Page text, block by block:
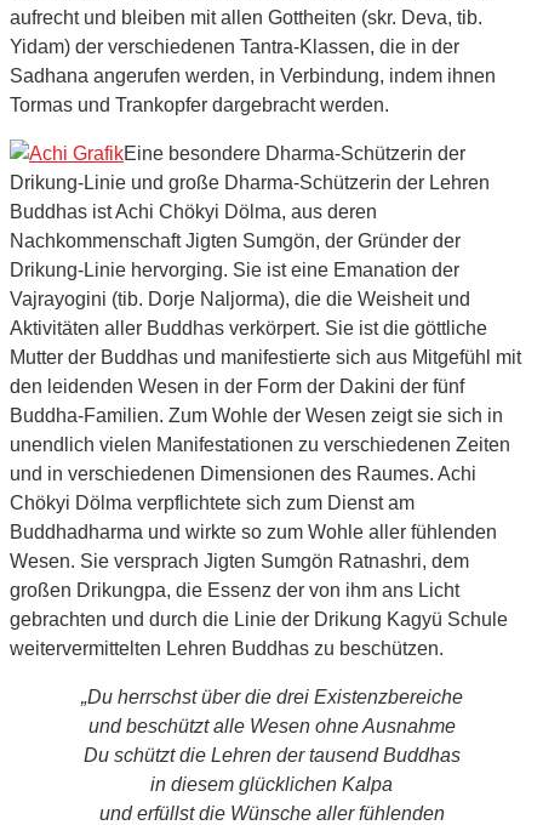
aufrecht und bleiben mit allen Gottheiten (skr. Deva, tib.
Yidam) der verschiedenen Tantra-Klassen, die in der
Sadhana angerufen werden, in Verbindung, indem ihnen
Tormas und Trankopfer dargebracht werden.
Eine besondere Dharma-Schützerin der
Drikung-Linie und große Dharma-Schützerin der Lehren
Buddhas ist Achi Chökyi Dölma, aus deren
Nachkommenschaft Jigten Sumgön, der Gründer der
Drikung-Linie hervorging. Sie ist eine Emanation der
Vajrayogini (tib. Dorje Naljorma), die die Weisheit und
Aktivitäten aller Buddhas verkörpert. Sie ist die göttliche
Mutter der Buddhas und manifestierte sich aus Mitgefühl mit
den leidenden Wesen in der Form der Dakini der fünf
Buddha-Familien. Zum Wohle der Wesen zeigt sie sich in
unendlich vielen Manifestationen zu verschiedenen Zeiten
und in verschiedenen Dimensionen des Raumes. Achi
Chökyi Dölma verpflichtete sich zum Dienst am
Buddhadharma und wirkte so zum Wohle aller fühlenden
Wesen. Sie versprach Jigten Sumgön Ratnashri, dem
großen Drikungpa, die Essenz der von ihm ans Licht
gebrachten und durch die Linie der Drikung Kagyü Schule
weitervermittelten Lehren Buddhas zu beschützen.
„Du herrschst über die drei Existenzbereiche
und beschützt alle Wesen ohne Ausnahme
Du schützt die Lehren der tausend Buddhas
in diesem glücklichen Kalpa
und erfüllst die Wünsche aller fühlenden